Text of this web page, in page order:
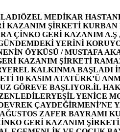
ÖZEL MEDİKAR
KAZANIM ŞİRKETİ
ÇİNKO GERİ KAZANIM
YERİNİ
ÖYKÜSÜ / MUSTAFA
KAZANIM ŞİRKETİ
YEREL KALKINMA BAŞLADI
10 KASIM ATATÜRK’Ü
GÖREVE BAŞLIYOR.İL
YEŞİL YENİCE
ÇAYDEĞİRMENİ’NE
ZAFER BAYRAMI
GERİ KAZANIM